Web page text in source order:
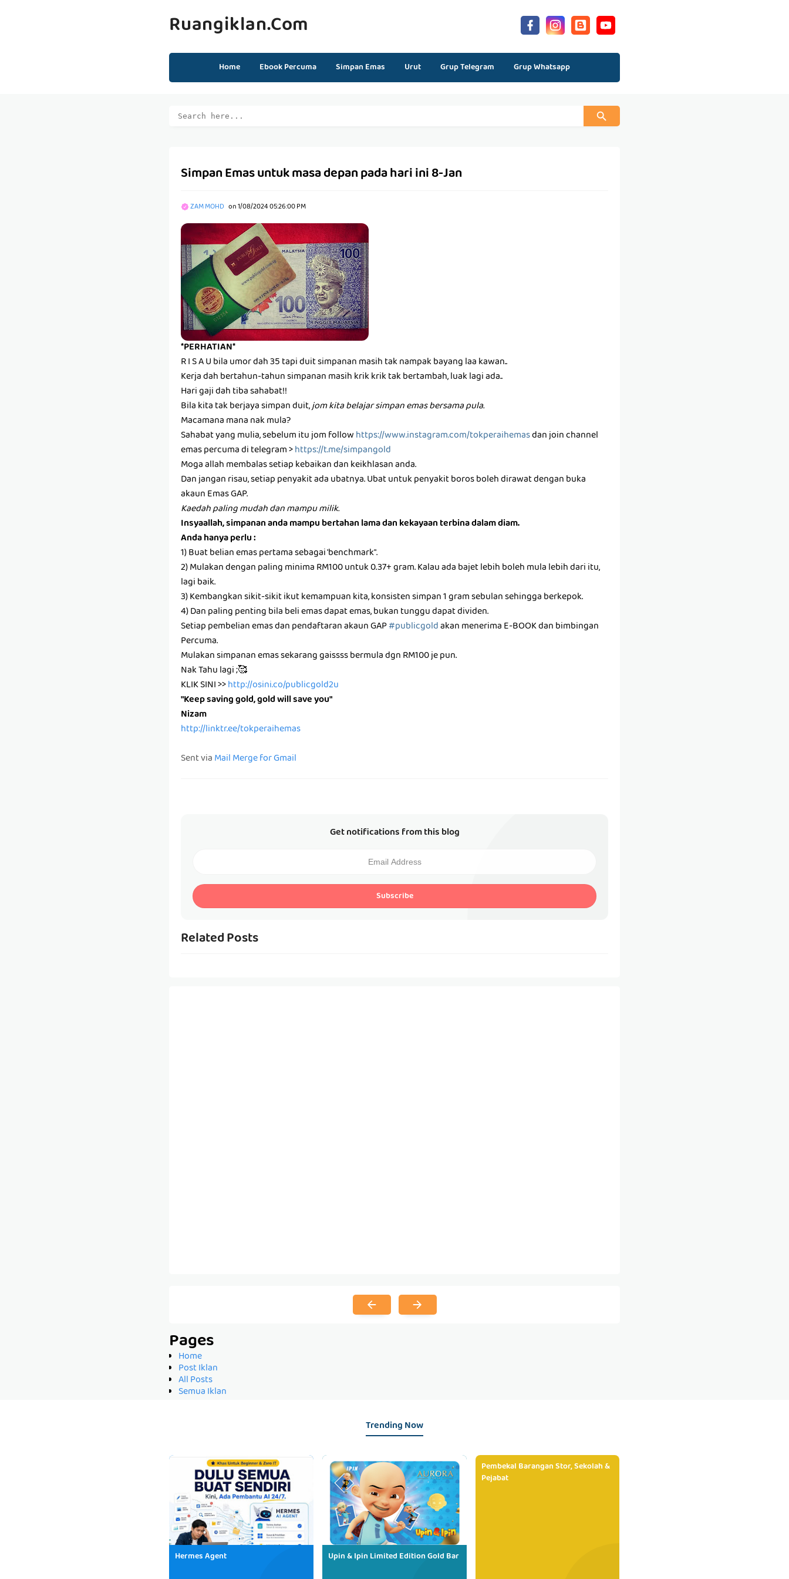
Ruangiklan.com
Home Ebook Percuma Simpan Emas Urut Grup Telegram Grup Whatsapp
Simpan Emas untuk masa depan pada hari ini 8-Jan
ZAM MOHD on1/08/2024 05:26:00 PM
*PERHATIAN*
R I S A U bila umor dah 35 tapi duit simpanan masih tak nampak bayang laa kawan..
Kerja dah bertahun-tahun simpanan masih krik krik tak bertambah, luak lagi ada..
Hari gaji dah tiba sahabat!!
Bila kita tak berjaya simpan duit,jom kita belajar simpan emas bersama pula.
Macamana mana nak mula?
Sahabat yang mulia, sebelum itu jom followhttps://www.instagram.com/tokperaihemasdan join channel
emas percuma di telegram >https://t.me/simpangold
Moga allah membalas setiap kebaikan dan keikhlasan anda.
Dan jangan risau, setiap penyakit ada ubatnya. Ubat untuk penyakit boros boleh dirawat dengan buka
akaun Emas GAP.
Kaedah paling mudah dan mampu milik.
Insyaallah, simpanan anda mampu bertahan lama dan kekayaan terbina dalam diam.
Anda hanya perlu :
1) Buat belian emas pertama sebagai 'benchmark".
2) Mulakan dengan paling minima RM100 untuk 0.37+ gram. Kalau ada bajet lebih boleh mula lebih dari itu,
lagi baik.
3) Kembangkan sikit-sikit ikut kemampuan kita, konsisten simpan 1 gram sebulan sehingga berkepok.
4) Dan paling penting bila beli emas dapat emas, bukan tunggu dapat dividen.
Setiap pembelian emas dan pendaftaran akaun GAP#publicgoldakan menerima E-BOOK dan bimbingan
Percuma.
Mulakan simpanan emas sekarang gaissss bermula dgn RM100 je pun.
Nak Tahu lagi ;🥰
KLIK SINI >>http://osini.co/publicgold2u
"Keep saving gold, gold will save you"
Nizam
http://linktr.ee/tokperaihemas
Sent viaMail Merge for Gmail
Get notifications from this blog
Subscribe
Related Posts
Pages
Home
Post Iklan
All Posts
Semua Iklan
Trending Now
Hermes Agent Upin & Ipin Limited Edition Gold Bar
Pembekal Barangan Stor, Sekolah &
Pejabat